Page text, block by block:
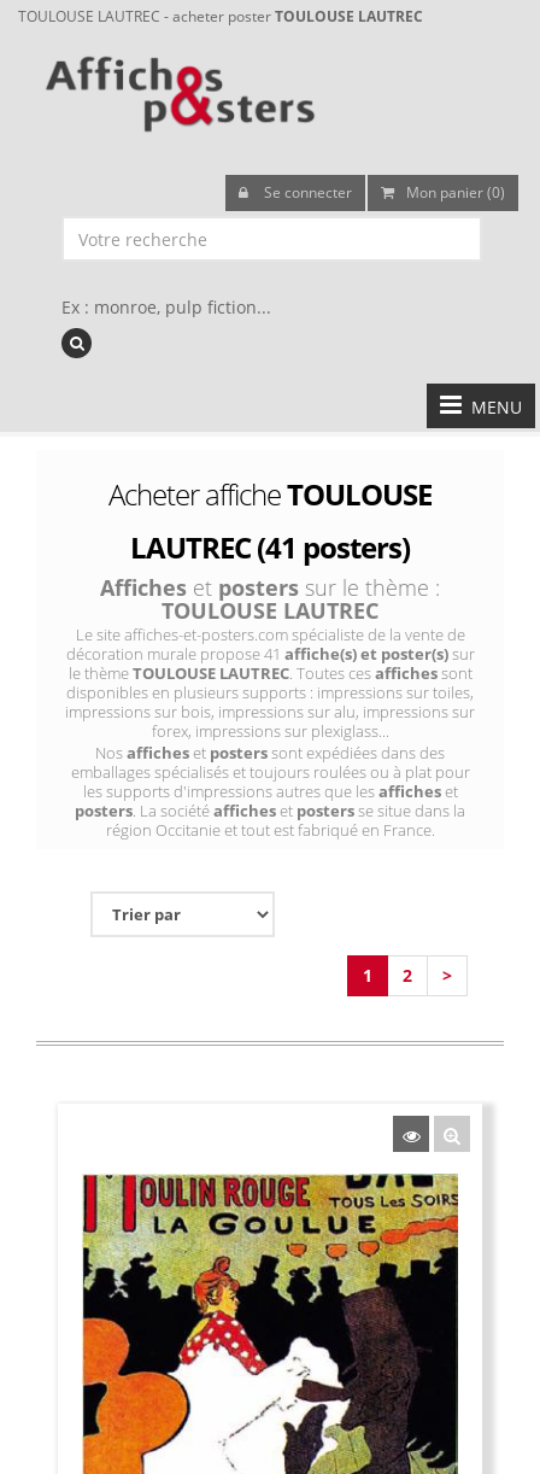
TOULOUSE LAUTREC - acheter posterTOULOUSE LAUTREC
Se connecter Mon panier (0)
Ex : monroe, pulp fiction...
MENU
Acheter afficheTOULOUSE
LAUTREC (41 posters)
Affiches et posters sur le thème :
TOULOUSE LAUTREC
Le site affiches-et-posters.com spécialiste de la vente de
décoration murale propose 41 affiche(s) et poster(s)sur
le thèmeTOULOUSE LAUTREC. Toutes cesaffichessont
disponibles en plusieurs supports : impressions sur toiles,
impressions sur bois, impressions sur alu, impressions sur
forex, impressions sur plexiglass...
Nosafficheset posterssont expédiées dans des
emballages spécialisés et toujours roulées ou à plat pour
les supports d'impressions autres que lesafficheset
posters. La sociétéafficheset postersse situe dans la
région Occitanie et tout est fabriqué en France.
1 2 >